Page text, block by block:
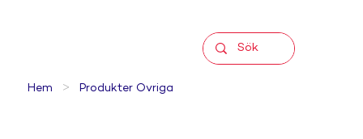
Hem > Produkter Övriga